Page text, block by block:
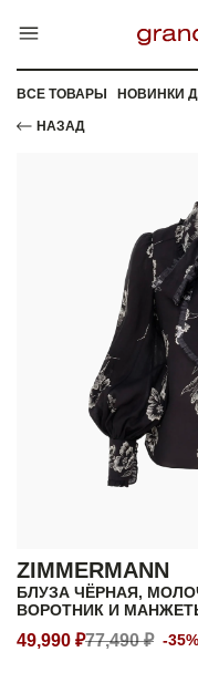
ВСЕ ТОВАРЫ НОВИНКИ
НАЗАД
ZIMMERMANN
БЛУЗА ЧЁРНАЯ,
ВОРОТНИК И
49,990 ₽77,490 ₽ -35%